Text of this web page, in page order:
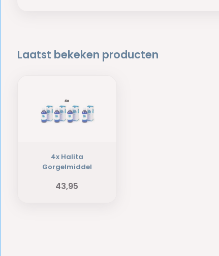
Laatst bekeken producten
4x Halita
Gorgelmiddel
43,95